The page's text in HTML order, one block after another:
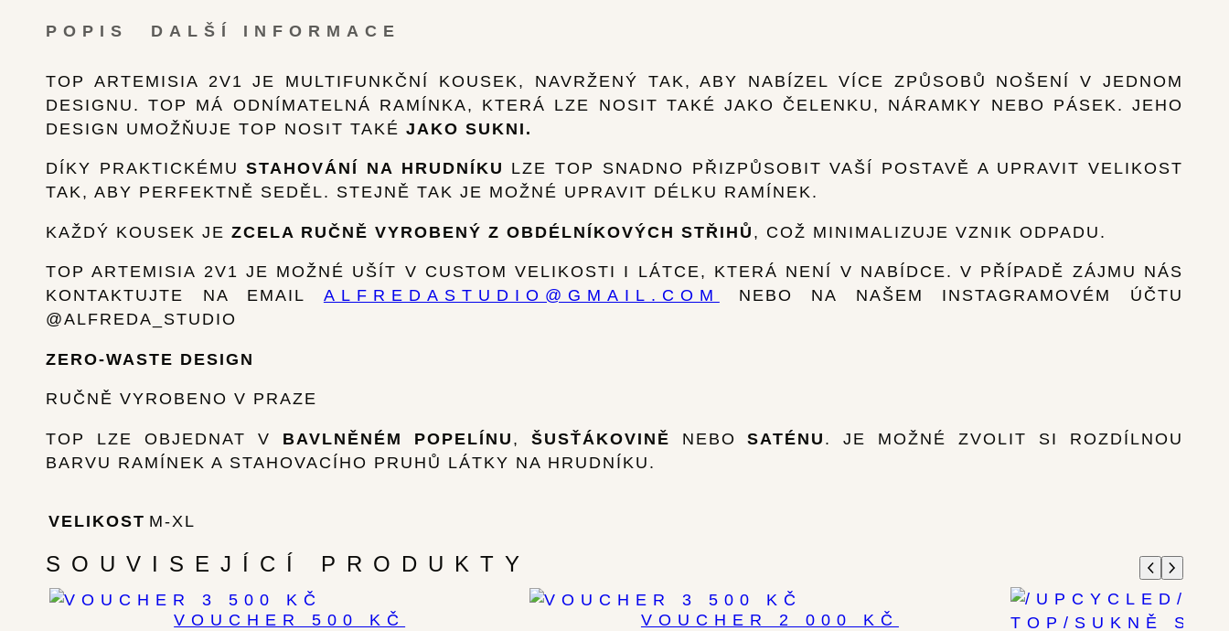
POPIS DALŠÍ INFORMACE
TOP ARTEMISIA 2V1 JE MULTIFUNKČNÍ KOUSEK, NAVRŽENÝ TAK, ABY NABÍZEL VÍCE ZPŮSOBŮ NOŠENÍ V JEDNOM
DESIGNU. TOP MÁ ODNÍMATELNÁ RAMÍNKA, KTERÁ LZE NOSIT TAKÉ JAKO ČELENKU, NÁRAMKY NEBO PÁSEK. JEHO
DESIGN UMOŽŇUJE TOP NOSIT TAKÉ JAKO SUKNI.
DÍKY PRAKTICKÉMUSTAHOVÁNÍ NA HRUDNÍKU LZE TOP SNADNO PŘIZPŮSOBIT VAŠÍ POSTAVĚ A UPRAVIT VELIKOST
TAK, ABY PERFEKTNĚ SEDĚL. STEJNĚ TAK JE MOŽNÉ UPRAVIT DÉLKU RAMÍNEK.
KAŽDÝ KOUSEK JE ZCELA RUČNĚ VYROBENÝ Z OBDÉLNÍKOVÝCH STŘIHŮ , COŽ MINIMALIZUJE VZNIK ODPADU.
TOP ARTEMISIA 2V1 JE MOŽNÉ UŠÍT V CUSTOM VELIKOSTI I LÁTCE, KTERÁ NENÍ V NABÍDCE. V PŘÍPADĚ ZÁJMU NÁS
KONTAKTUJTE NA EMAIL ALFREDASTUDIO@GMAIL.COM
NEBO NA NAŠEM INSTAGRAMOVÉM ÚČTU
@ALFREDA_STUDIO
ZERO-WASTE DESIGN
RUČNĚ VYROBENO V PRAZE
TOP LZE OBJEDNAT V BAVLNĚNÉM POPELÍNU , ŠUSŤÁKOVINĚ NEBOSATÉNU . JE MOŽNÉ ZVOLIT SI ROZDÍLNOU
BARVU RAMÍNEK A STAHOVACÍHO PRUHŮ LÁTKY NA HRUDNÍKU.
VELIKOST M-XL
SOUVISEJÍCÍ PRODUKTY
VOUCHER 500 KČ VOUCHER 2 000 KČ